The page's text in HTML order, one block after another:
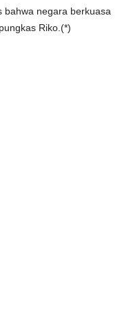
bahwa negara berkuasa
Riko.(*)